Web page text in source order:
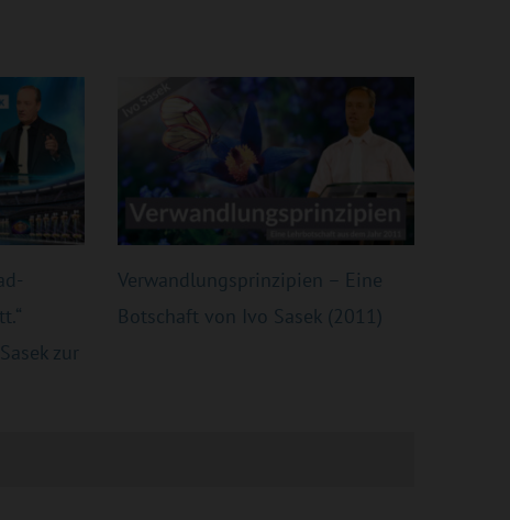
zur
Verwandlungsprinzipien – Eine
Botschaft von Ivo Sasek (2011)